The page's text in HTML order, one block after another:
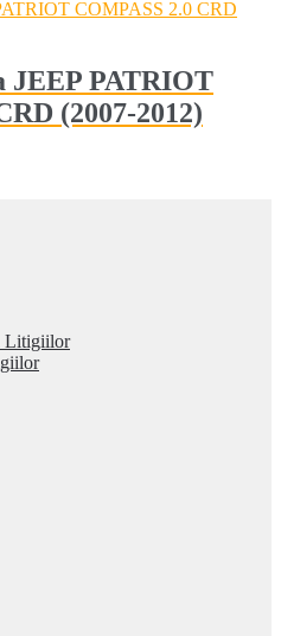
JEEP PATRIOT
(2007-2012)
Litigiilor